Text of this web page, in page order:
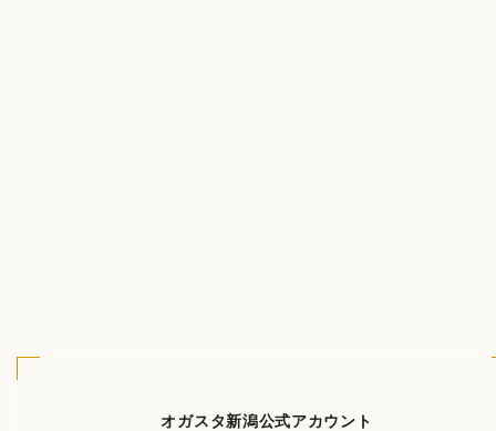
オガスタ新潟公式アカウント